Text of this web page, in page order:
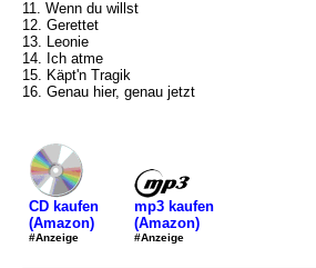
11. Wenn du willst
12. Gerettet
13. Leonie
14. Ich atme
15. Käpt'n Tragik
16. Genau hier, genau jetzt
CD kaufen
(Amazon)
#Anzeige
mp3 kaufen
(Amazon)
#Anzeige